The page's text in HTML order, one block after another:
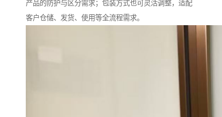
产品的防护与区分需求；包装方式也可灵活调整，适配
客户仓储、发货、使用等全流程需求。